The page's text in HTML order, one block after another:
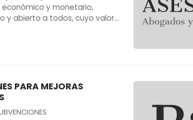
y monetario,
y abierto a todos, cuyo valor
de los usuarios, sin
o regulado por ninguna
como un
PARA MEJORAS